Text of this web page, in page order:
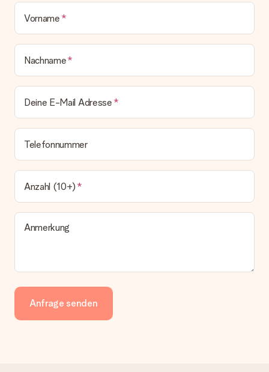
bleibt eine echte Überraschung!
Vorname
Nachname
Deine E-Mail Adresse
Telefonnummer
Anzahl (10+)
Anmerkung
Anfrage senden